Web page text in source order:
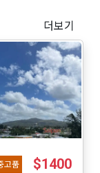
더보기
고품 $1400